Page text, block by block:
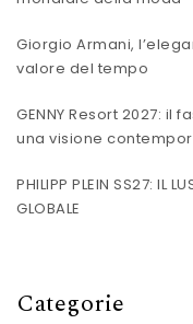
Giorgio Armani,
valore del tempo
GENNY Resort 2027: il
una visione
PHILIPP PLEIN SS27: IL
GLOBALE
Categorie